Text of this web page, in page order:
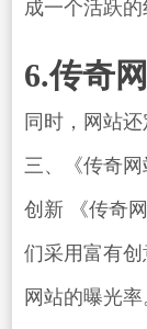
成一个活跃的
6.传奇
同时，网站
三、《传奇
创新 《传奇
们采用富有
网站的曝光率